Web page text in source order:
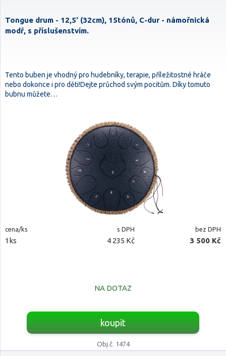
Tongue drum - 12,5' (32cm), 15tónů, C-dur - námořnická
modř, s příslušenstvím.
Tento buben je vhodný pro hudebníky, terapie, příležitostné hráče
nebo dokonce i pro děti!Dejte průchod svým pocitům. Díky tomuto
bubnu můžete…
cena/ks s DPH bez DPH
1ks 4 235 Kč 3 500 Kč
NA DOTAZ
koupit
Obj.č. 1474